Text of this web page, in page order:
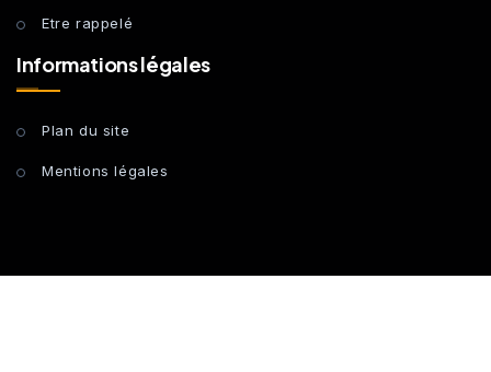
Etre rappelé
Informations légales
Plan du site
Mentions légales